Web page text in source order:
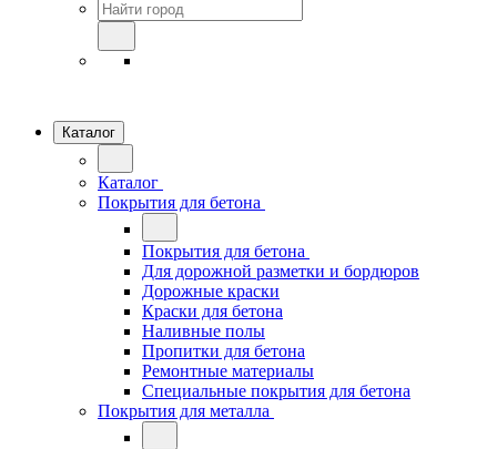
Каталог
Каталог
Покрытия для бетона
Покрытия для бетона
Для дорожной разметки и бордюров
Дорожные краски
Краски для бетона
Наливные полы
Пропитки для бетона
Ремонтные материалы
Специальные покрытия для бетона
Покрытия для металла